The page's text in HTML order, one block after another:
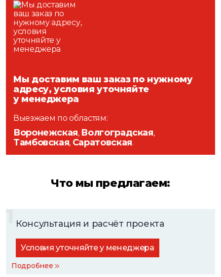
Мы доставим ваш заказ по нужному
адресу, условия уточняйте
у менеджера
Выезжаем по областям:
Воронежская, Волгоградская,
Тамбовская, Саратовская.
Что мы предлагаем:
1 Консультация и расчёт проекта
Условия уточняйте у менеджера
Подробнее